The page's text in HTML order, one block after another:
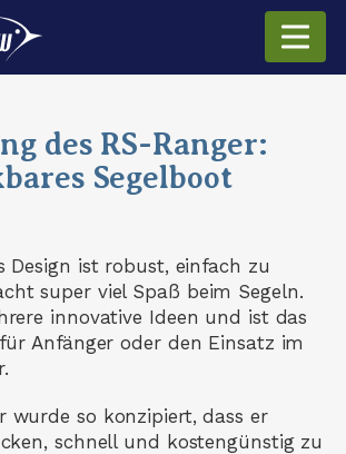
des RS-Ranger:
Segelboot
Design ist robust, einfach zu
super viel Spaß beim Segeln.
innovative Ideen und ist das
Anfänger oder den Einsatz im
wurde so konzipiert, dass er
schnell und kostengünstig zu